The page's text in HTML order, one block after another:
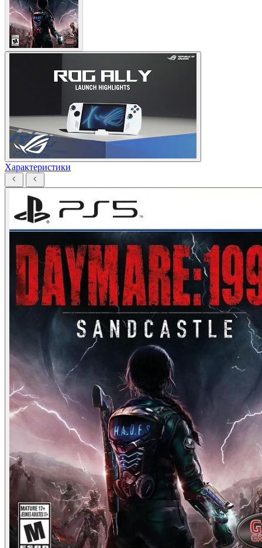
Характеристики